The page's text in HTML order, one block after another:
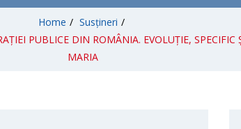
Home / Susțineri /
PUBLICE DIN ROMÂNIA. EVOLUȚIE, SPECIFIC
MARIA